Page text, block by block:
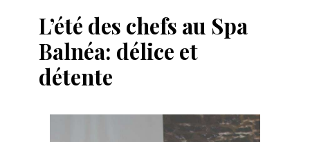
L’été des chefs au Spa
Balnéa: délice et
détente